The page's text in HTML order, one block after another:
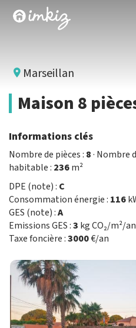
Marseillan
Maison 8
Informations clés
Nombre de pièces : 8· Nombre
habitable : 236m²
DPE (note) : C
Consommation énergie : 116
GES (note) :A
Emissions GES :3 kg CO₂/m²/an
Taxe foncière :3000€/an